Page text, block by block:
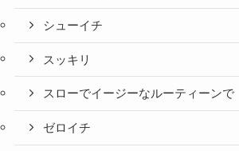
シューイチ
スッキリ
スローでイージーなルーティーンで
ゼロイチ